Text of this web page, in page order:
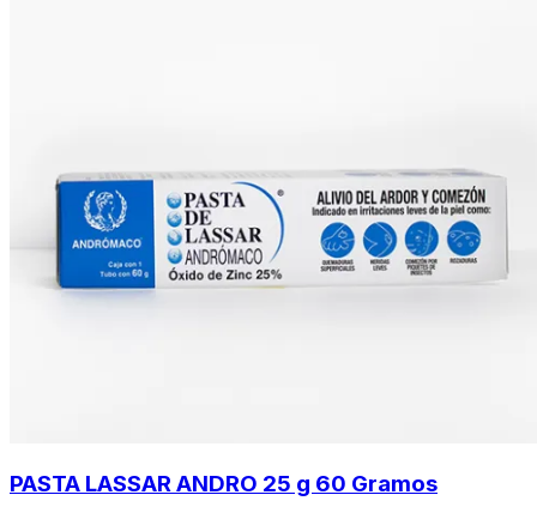
PASTA LASSAR ANDRO 25 g 60 Gramos